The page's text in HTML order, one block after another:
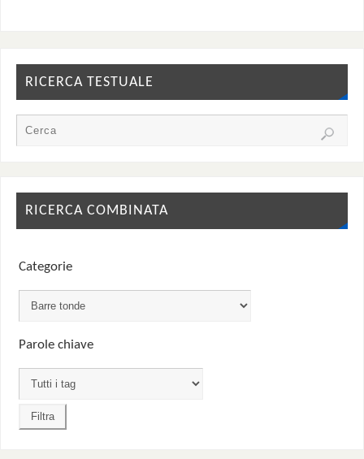
RICERCA TESTUALE
RICERCA COMBINATA
Categorie
Parole chiave